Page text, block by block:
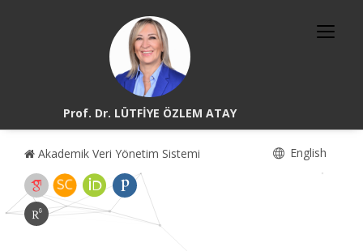
Prof. Dr. LÜTFİYE ÖZLEM ATAY
Akademik Veri Yönetim Sistemi English